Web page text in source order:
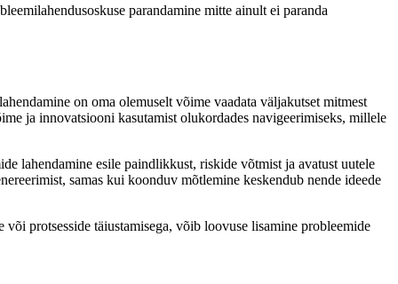
parandamine mitte ainult ei paranda
on oma olemuselt võime vaadata väljakutset mitmest
ja innovatsiooni kasutamist olukordades navigeerimiseks, millele
lahendamine esile paindlikkust, riskide võtmist ja avatust uutele
samas kui koonduv mõtlemine keskendub nende ideede
või protsesside täiustamisega, võib loovuse lisamine probleemide